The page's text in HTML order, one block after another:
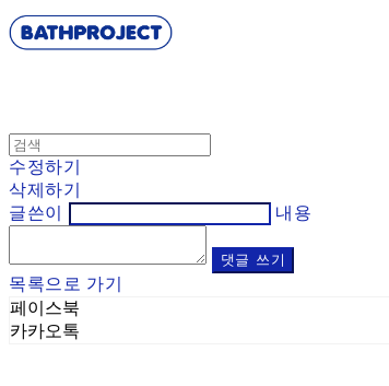
수정하기
삭제하기
글쓴이
내용
댓글 쓰기
목록으로 가기
페이스북
카카오톡